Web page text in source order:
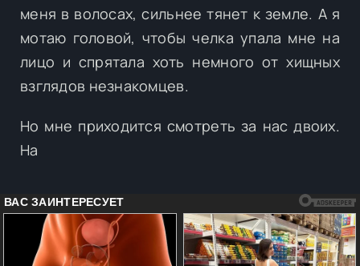
меня в волосах, сильнее тянет к земле. А я
мотаю головой, чтобы челка упала мне на
лицо и спрятала хоть немного от хищных
взглядов незнакомцев.
Но мне приходится смотреть за нас двоих.
На